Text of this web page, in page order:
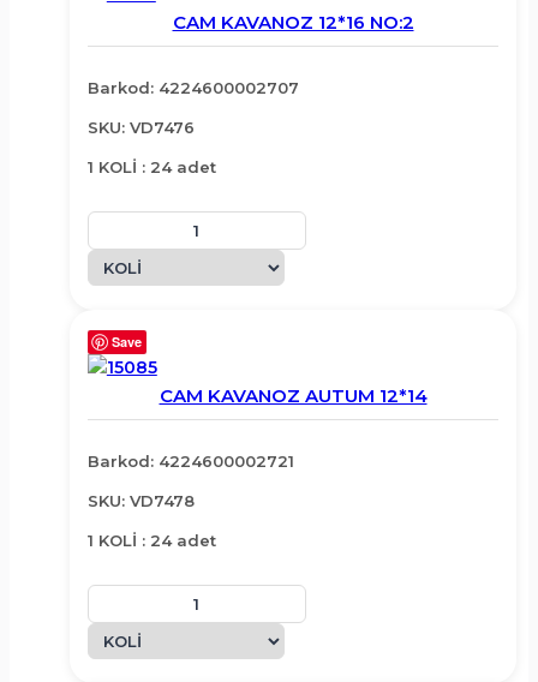
CAM KAVANOZ 12*16 NO:2
Barkod: 4224600002707
SKU: VD7476
1 KOLİ : 24 adet
Save
CAM KAVANOZ AUTUM 12*14
Barkod: 4224600002721
SKU: VD7478
1 KOLİ : 24 adet